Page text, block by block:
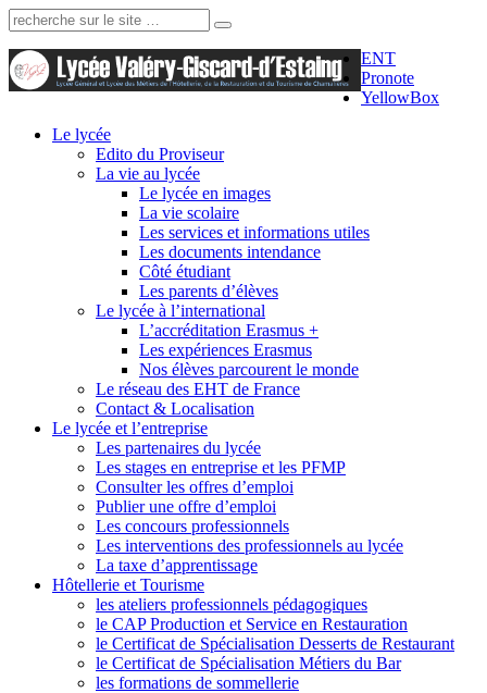
Recherche:
ENT
Pronote
YellowBox
Le lycée
Edito du Proviseur
La vie au lycée
Le lycée en images
La vie scolaire
Les services et informations utiles
Les documents intendance
Côté étudiant
Les parents d’élèves
Le lycée à l’international
L’accréditation Erasmus +
Les expériences Erasmus
Nos élèves parcourent le monde
Le réseau des EHT de France
Contact & Localisation
Le lycée et l’entreprise
Les partenaires du lycée
Les stages en entreprise et les PFMP
Consulter les offres d’emploi
Publier une offre d’emploi
Les concours professionnels
Les interventions des professionnels au lycée
La taxe d’apprentissage
Hôtellerie et Tourisme
les ateliers professionnels pédagogiques
le CAP Production et Service en Restauration
le Certificat de Spécialisation Desserts de Restaurant
le Certificat de Spécialisation Métiers du Bar
les formations de sommellerie